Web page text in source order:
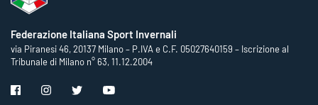
Federazione Italiana Sport Invernali
via Piranesi 46, 20137 Milano – P.IVA e C.F. 05027640159 – Iscrizione al
Tribunale di Milano n° 63, 11.12.2004